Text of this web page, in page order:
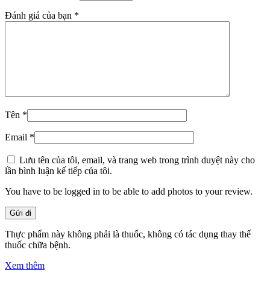
Đánh giá của bạn *
Tên *
Email *
Lưu tên của tôi, email, và trang web trong trình duyệt này cho
lần bình luận kế tiếp của tôi.
You have to be logged in to be able to add photos to your review.
Thực phẩm này không phải là thuốc, không có tác dụng thay thế
thuốc chữa bệnh.
Xem thêm